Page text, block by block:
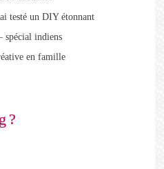
testé un DIY étonnant
spécial indiens
en famille
?